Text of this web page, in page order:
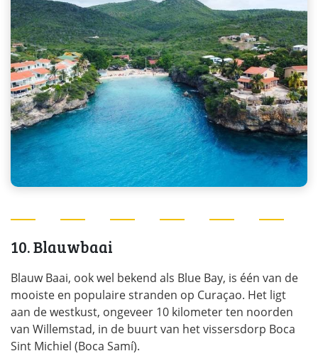
10. Blauwbaai
Blauw Baai, ook wel bekend als Blue Bay, is één van de
mooiste en populaire stranden op Curaçao. Het ligt
aan de westkust, ongeveer 10 kilometer ten noorden
van Willemstad, in de buurt van het vissersdorp Boca
Sint Michiel (Boca Samí)​.